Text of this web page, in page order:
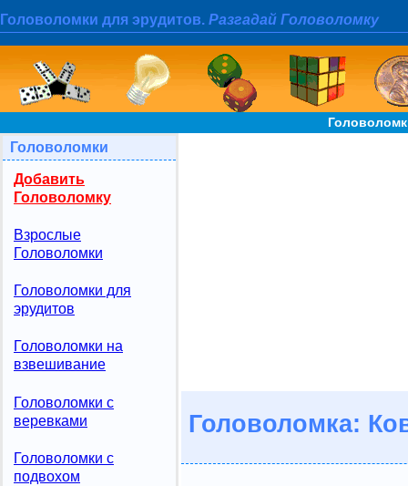
Головоломки для эрудитов. Разгадай Головоломку
Головоломки
Добавить
Головоломку
Взрослые
Головоломки
Головоломки для
эрудитов
Головоломки на
взвешивание
Головоломки с
веревками
Головоломки с
подвохом
Головоломка: